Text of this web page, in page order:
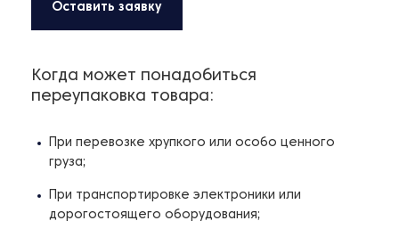
Оставить заявку
Когда может понадобиться
переупаковка товара:
При перевозке хрупкого или особо ценного
груза;
При транспортировке электроники или
дорогостоящего оборудования;